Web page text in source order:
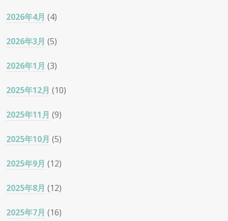
2026年4月 (4)
2026年3月 (5)
2026年1月 (3)
2025年12月 (10)
2025年11月 (9)
2025年10月 (5)
2025年9月 (12)
2025年8月 (12)
2025年7月 (16)